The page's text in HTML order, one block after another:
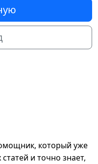
который уже
и точно знает,